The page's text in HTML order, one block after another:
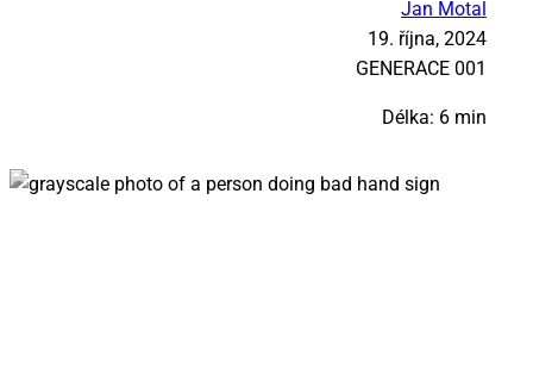
Jan Motal
19. října, 2024
GE­NE­RA­CE 001
Délka: 6 min